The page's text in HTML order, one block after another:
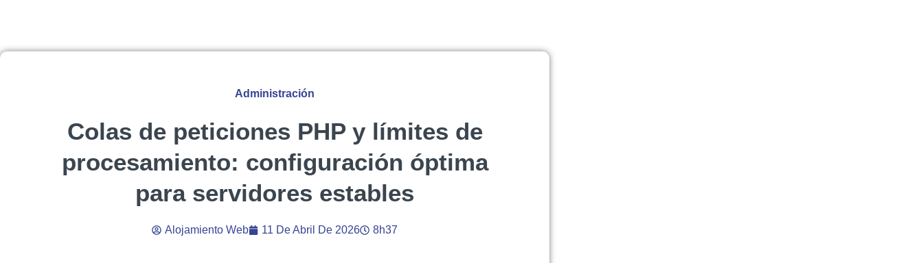
Administración
Colas de peticiones PHP y límites de
procesamiento: configuración óptima
para servidores estables
Alojamiento Web 11 De Abril De 2026 8h37